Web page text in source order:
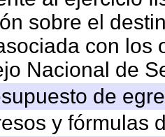
sobre el
con los
Nacional de
de
y fórmulas